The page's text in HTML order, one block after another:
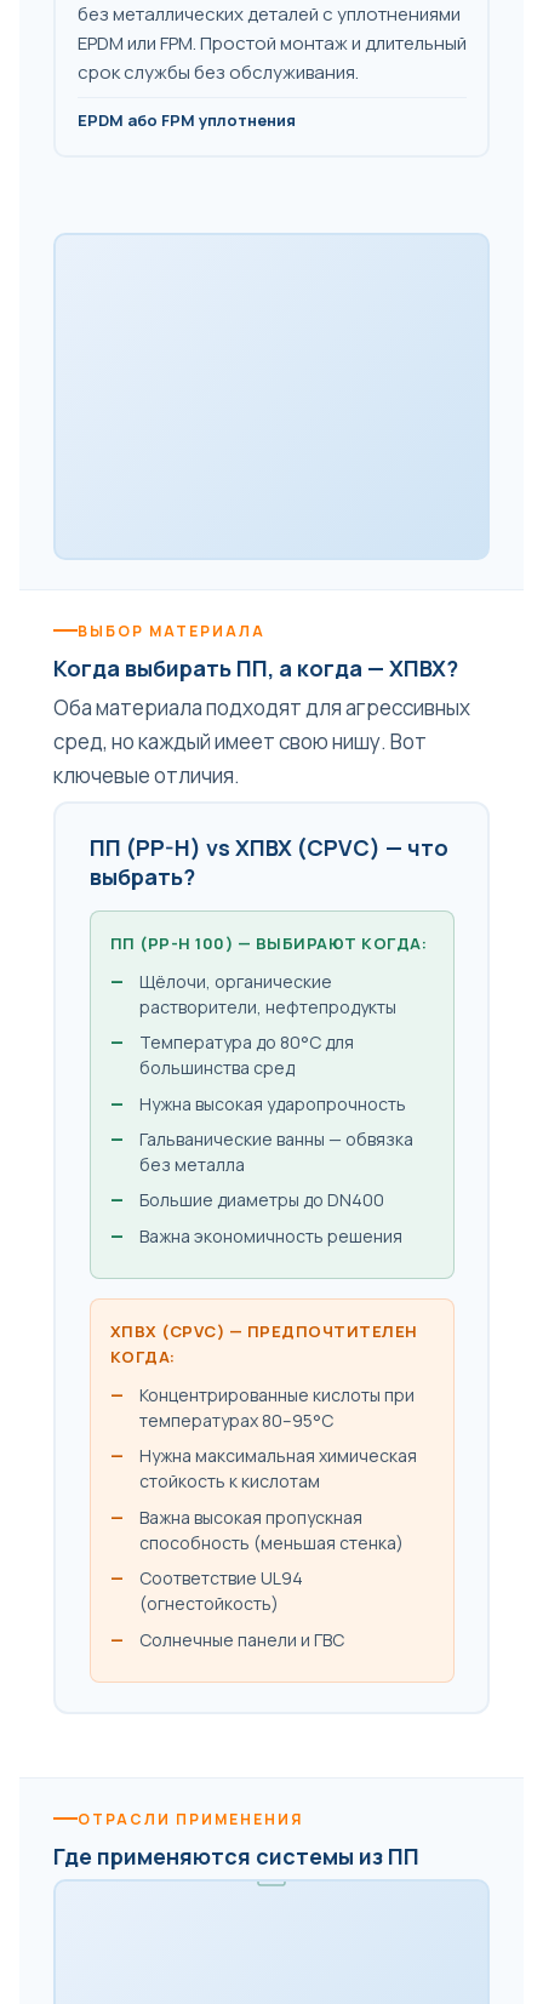
без металлических деталей с уплотнениями
EPDM или FPM. Простой монтаж и длительный
срок службы без обслуживания.
EPDM або FPM уплотнения
ВЫБОР МАТЕРИАЛА
Когда выбирать ПП, а когда — ХПВХ?
Оба материала подходят для агрессивных
сред, но каждый имеет свою нишу. Вот
ключевые отличия.
ПП (PP-H) vs ХПВХ (CPVC) — что
выбрать?
ПП (PP-H 100) — ВЫБИРАЮТ КОГДА:
Щёлочи, органические
растворители, нефтепродукты
Температура до 80°C для
большинства сред
Нужна высокая ударопрочность
Гальванические ванны — обвязка
без металла
Большие диаметры до DN400
Важна экономичность решения
ХПВХ (CPVC) — ПРЕДПОЧТИТЕЛЕН
КОГДА:
Концентрированные кислоты при
температурах 80–95°C
Нужна максимальная химическая
стойкость к кислотам
Важна высокая пропускная
способность (меньшая стенка)
Соответствие UL94
(огнестойкость)
Солнечные панели и ГВС
ОТРАСЛИ ПРИМЕНЕНИЯ
Где применяются системы из ПП